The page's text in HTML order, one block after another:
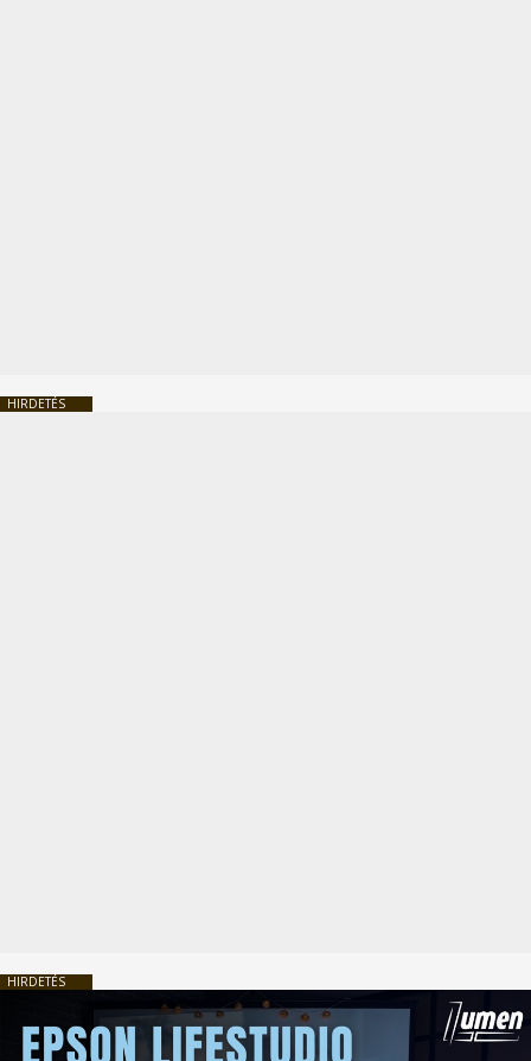
HIRDETÉS
HIRDETÉS